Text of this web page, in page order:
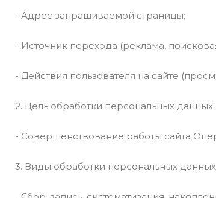
- Адрес запрашиваемой страницы;
- Источник перехода (реклама,
- Действия пользователя на сайте
2. Цель обработки персональных данных:
- Совершенствование работы сайта
3. Виды обработки персональных